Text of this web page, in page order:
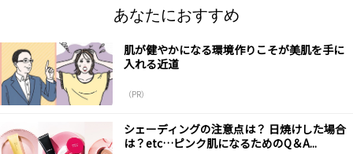
あなたにおすすめ
肌が健やかになる環境作りこそが美肌を手に
入れる近道
（PR）
シェーディングの注意点は？ 日焼けした場合
は？etc…ピンク肌になるためのQ＆A...